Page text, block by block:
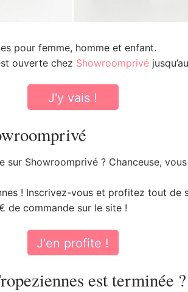
pour femme, homme et enfant.
ouverte chez Showroomprivé
J'y vais !
sur Showroomprivé ? Chanceuse,
! Inscrivez-vous et profitez tout de
de commande sur le site !
J'en profite !
est terminée ?